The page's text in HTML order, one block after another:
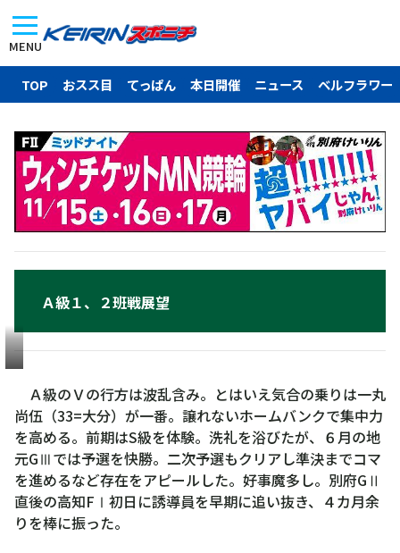
MENU
TOP おスス目 てっぱん 本日開催 ニュース ベルフラワー
Ａ級１、２班戦展望
一
尚
伍
Ａ級のＶの行方は波乱含み。とはいえ気合の乗りは一丸
尚伍（33=大分）が一番。譲れないホームバンクで集中力
を高める。前期はS級を体験。洗礼を浴びたが、６月の地
元GⅢでは予選を快勝。二次予選もクリアし準決までコマ
を進めるなど存在をアピールした。好事魔多し。別府GⅡ
直後の高知FⅠ初日に誘導員を早期に追い抜き、４カ月余
りを棒に振った。